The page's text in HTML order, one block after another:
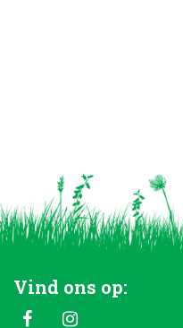
Vind ons op: